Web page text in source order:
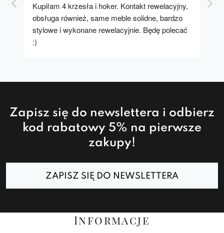
Kupiłam 4 krzesła i hoker. Kontakt rewelacyjny,
obsługa również, same meble solidne, bardzo
stylowe i wykonane rewelacyjnie. Będę polecać
:)
A
Zapisz się do newslettera i odbierz
kod rabatowy 5% na pierwsze
zakupy!
ZAPISZ SIĘ DO NEWSLETTERA
Informacje